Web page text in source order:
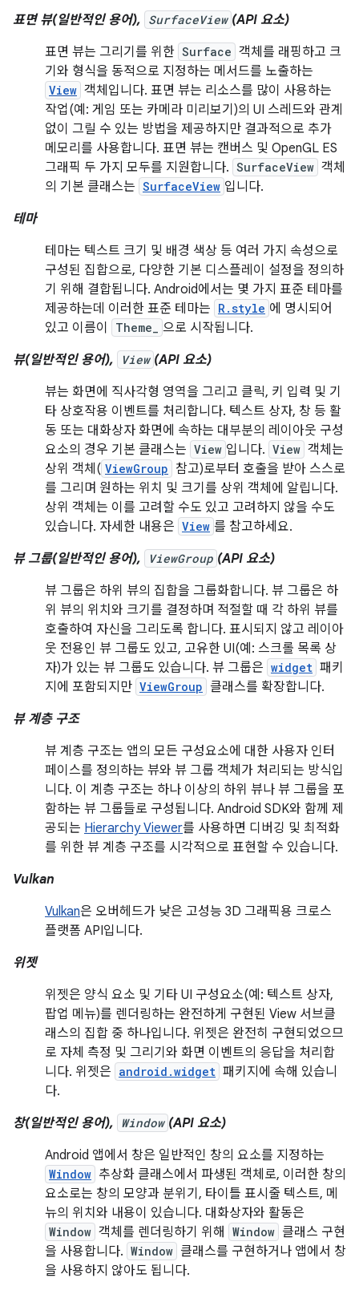
표면 뷰(일반적인 용어), SurfaceView (API 요소)
표면 뷰는 그리기를 위한 Surface 객체를 래핑하고 크
기와 형식을 동적으로 지정하는 메서드를 노출하는
View 객체입니다. 표면 뷰는 리소스를 많이 사용하는
작업(예: 게임 또는 카메라 미리보기)의 UI 스레드와 관계
없이 그릴 수 있는 방법을 제공하지만 결과적으로 추가
메모리를 사용합니다. 표면 뷰는 캔버스 및 OpenGL ES
그래픽 두 가지 모두를 지원합니다. SurfaceView 객체
의 기본 클래스는 SurfaceView 입니다.
테마
테마는 텍스트 크기 및 배경 색상 등 여러 가지 속성으로
구성된 집합으로, 다양한 기본 디스플레이 설정을 정의하
기 위해 결합됩니다. Android에서는 몇 가지 표준 테마를
제공하는데 이러한 표준 테마는 R.style 에 명시되어
있고 이름이
Theme_
으로 시작됩니다.
뷰(일반적인 용어),
View (API 요소)
뷰는 화면에 직사각형 영역을 그리고 클릭, 키 입력 및 기
타 상호작용 이벤트를 처리합니다. 텍스트 상자, 창 등 활
동 또는 대화상자 화면에 속하는 대부분의 레이아웃 구성
요소의 경우 기본 클래스는 View 입니다. View 객체는
상위 객체( ViewGroup 참고)로부터 호출을 받아 스스로
를 그리며 원하는 위치 및 크기를 상위 객체에 알립니다.
상위 객체는 이를 고려할 수도 있고 고려하지 않을 수도
있습니다. 자세한 내용은 View 를 참고하세요.
뷰 그룹(일반적인 용어),
ViewGroup (API 요소)
뷰 그룹은 하위 뷰의 집합을 그룹화합니다. 뷰 그룹은 하
위 뷰의 위치와 크기를 결정하며 적절할 때 각 하위 뷰를
호출하여 자신을 그리도록 합니다. 표시되지 않고 레이아
웃 전용인 뷰 그룹도 있고, 고유한 UI(예: 스크롤 목록 상
자)가 있는 뷰 그룹도 있습니다. 뷰 그룹은 widget 패키
지에 포함되지만 ViewGroup 클래스를 확장합니다.
뷰 계층 구조
뷰 계층 구조는 앱의 모든 구성요소에 대한 사용자 인터
페이스를 정의하는 뷰와 뷰 그룹 객체가 처리되는 방식입
니다. 이 계층 구조는 하나 이상의 하위 뷰나 뷰 그룹을 포
함하는 뷰 그룹들로 구성됩니다. Android SDK와 함께 제
공되는 Hierarchy Viewer를 사용하면 디버깅 및 최적화
를 위한 뷰 계층 구조를 시각적으로 표현할 수 있습니다.
Vulkan
Vulkan은 오버헤드가 낮은 고성능 3D 그래픽용 크로스
플랫폼 API입니다.
위젯
위젯은 양식 요소 및 기타 UI 구성요소(예: 텍스트 상자,
팝업 메뉴)를 렌더링하는 완전하게 구현된 View 서브클
래스의 집합 중 하나입니다. 위젯은 완전히 구현되었으므
로 자체 측정 및 그리기와 화면 이벤트의 응답을 처리합
니다. 위젯은 android.widget 패키지에 속해 있습니
다.
창(일반적인 용어), Window (API 요소)
Android 앱에서 창은 일반적인 창의 요소를 지정하는
Window 추상화 클래스에서 파생된 객체로, 이러한 창의
요소로는 창의 모양과 분위기, 타이틀 표시줄 텍스트, 메
뉴의 위치와 내용이 있습니다. 대화상자와 활동은
Window 객체를 렌더링하기 위해 Window 클래스 구현
을 사용합니다. Window 클래스를 구현하거나 앱에서 창
을 사용하지 않아도 됩니다.